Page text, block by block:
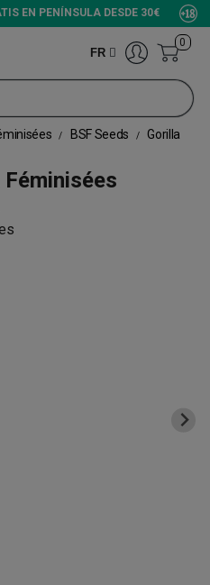
EN PENÍNSULA DESDE 30€
FR
0
BSF Seeds
Gorilla